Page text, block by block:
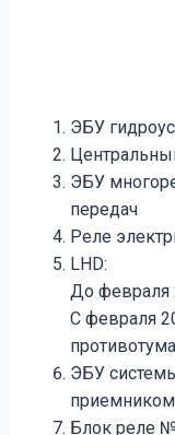
ЭБУ
ЭБУ
передач
Реле
LHD:
До февраля
С февраля
ЭБУ
приемником
Блок реле